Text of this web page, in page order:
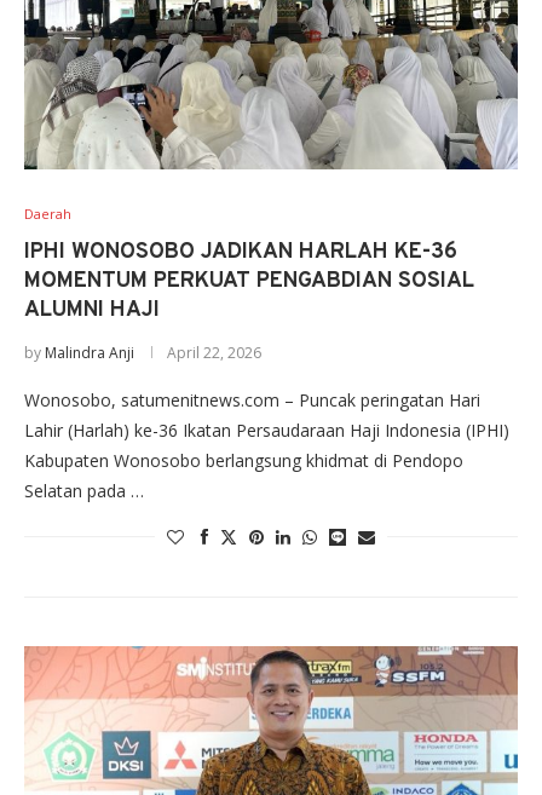
Daerah
IPHI WONOSOBO JADIKAN HARLAH KE-36
MOMENTUM PERKUAT PENGABDIAN SOSIAL
ALUMNI HAJI
by Malindra Anji April 22, 2026
Wonosobo, satumenitnews.com – Puncak peringatan Hari
Lahir (Harlah) ke-36 Ikatan Persaudaraan Haji Indonesia (IPHI)
Kabupaten Wonosobo berlangsung khidmat di Pendopo
Selatan pada …